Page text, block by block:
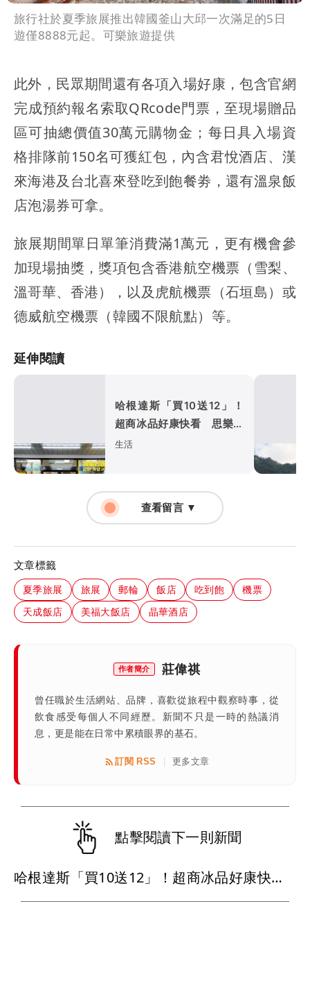
旅行社於夏季旅展推出韓國釜山大邱一次滿足的5日
遊僅8888元起。可樂旅遊提供
此外，民眾期間還有各項入場好康，包含官網
完成預約報名索取QRcode門票，至現場贈品
區可抽總價值30萬元購物金；每日具入場資
格排隊前150名可獲紅包，內含君悅酒店、漢
來海港及台北喜來登吃到飽餐劵，還有溫泉飯
店泡湯券可拿。
旅展期間單日單筆消費滿1萬元，更有機會參
加現場抽獎，獎項包含香港航空機票（雪梨、
溫哥華、香港），以及虎航機票（石垣島）或
德威航空機票（韓國不限航點）等。
延伸閱讀
哈根達斯「買10送12」！
超商冰品好康快看 思樂冰
僅10元
生活
查看留言 ▼
文章標籤
夏季旅展 旅展 郵輪 飯店 吃到飽
機票
天成飯店
美福大飯店 晶華酒店
作者簡介 莊偉祺
曾任職於生活網站、品牌，喜歡從旅程中觀察時事，從
飲食感受每個人不同經歷。新聞不只是一時的熱議消
息，更是能在日常中累積眼界的基石。
訂閱 RSS 更多文章
點擊閱讀下一則新聞
哈根達斯「買10送12」！超商冰品好康快看 思樂冰僅10元